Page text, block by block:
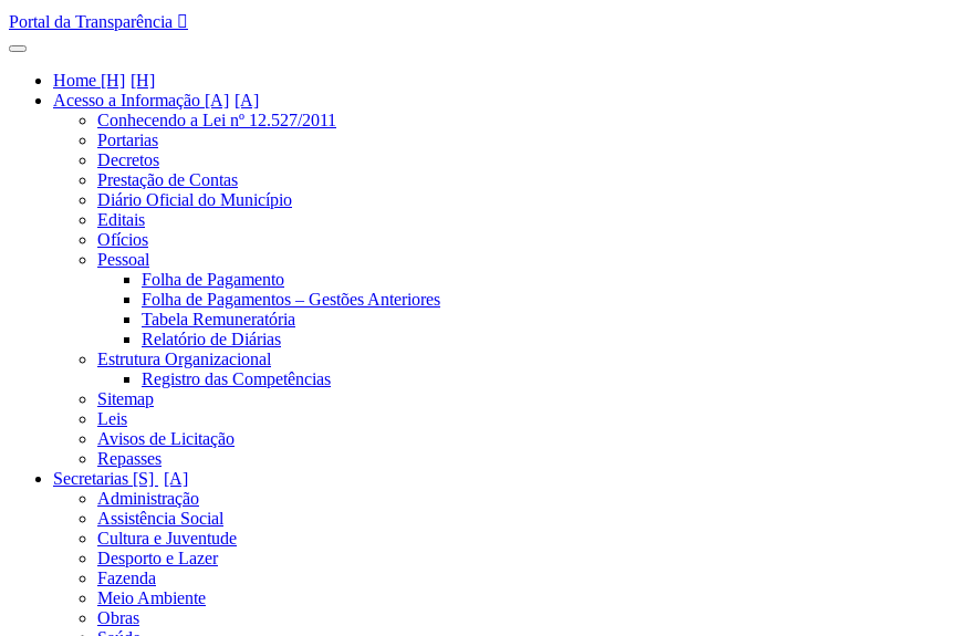
Portal da Transparência
Home [H]
Acesso a Informação [A]
Conhecendo a Lei nº 12.527/2011
Portarias
Decretos
Prestação de Contas
Diário Oficial do Município
Editais
Ofícios
Pessoal
Folha de Pagamento
Folha de Pagamentos – Gestões Anteriores
Tabela Remuneratória
Relatório de Diárias
Estrutura Organizacional
Registro das Competências
Sitemap
Leis
Avisos de Licitação
Repasses
Secretarias [S]
Administração
Assistência Social
Cultura e Juventude
Desporto e Lazer
Fazenda
Meio Ambiente
Obras